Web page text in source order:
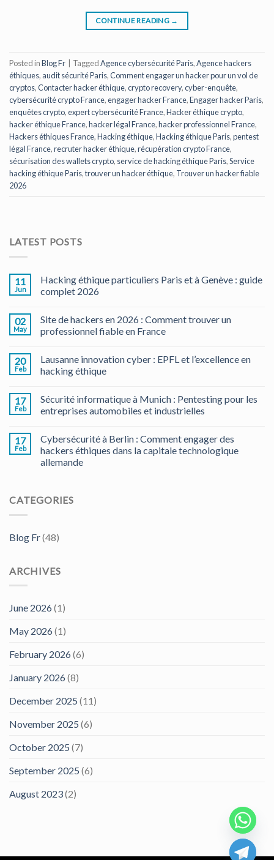
CONTINUE READING →
Posted inBlog Fr TaggedAgence cybersécurité Paris,Agence hackers
éthiques, audit sécurité Paris,Comment engager un hacker pour un vol de
cryptos,Contacter hacker éthique,crypto recovery,cyber-enquête,
cybersécurité crypto France,engager hacker France,Engager hacker Paris,
enquêtes crypto,expert cybersécurité France,Hacker éthique crypto,
hacker éthique France,hacker légal France,hacker professionnel France,
Hackers éthiques France,Hacking éthique,Hacking éthique Paris,pentest
légal France,recruter hacker éthique,récupération crypto France,
sécurisation des wallets crypto, service de hacking éthique Paris,Service
hacking éthique Paris,trouver un hacker éthique, Trouver un hacker fiable
2026
LATEST POSTS
11
Jun
Hacking éthique particuliers Paris et à Genève : guide
complet 2026
02
May
Site de hackers en 2026 : Comment trouver un
professionnel fiable en France
20
Feb
Lausanne innovation cyber : EPFL et l’excellence en
hacking éthique
17
Feb
Sécurité informatique à Munich : Pentesting pour les
entreprises automobiles et industrielles
17
Feb
Cybersécurité à Berlin : Comment engager des
hackers éthiques dans la capitale technologique
allemande
CATEGORIES
Blog Fr(48)
ARCHIVES
June 2026(1)
May 2026(1)
February 2026(6)
January 2026(8)
December 2025 (11)
November 2025 (6)
October 2025 (7)
September 2025 (6)
August 2023(2)
CHATY